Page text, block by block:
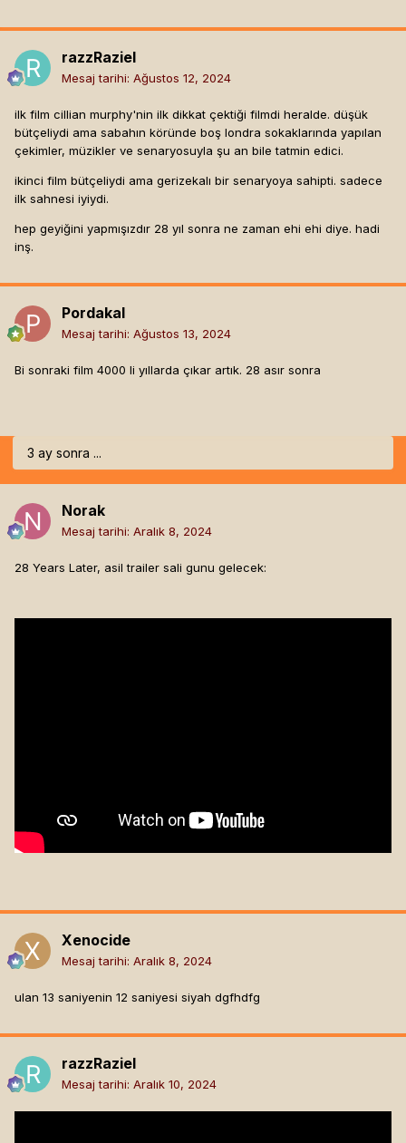
razzRaziel
Mesaj tarihi: Ağustos 12, 2024
ilk film cillian murphy'nin ilk dikkat çektiği filmdi heralde. düşük
bütçeliydi ama sabahın köründe boş londra sokaklarında yapılan
çekimler, müzikler ve senaryosuyla şu an bile tatmin edici.
ikinci film bütçeliydi ama gerizekalı bir senaryoya sahipti. sadece
ilk sahnesi iyiydi.
hep geyiğini yapmışızdır 28 yıl sonra ne zaman ehi ehi diye. hadi
inş.
Pordakal
Mesaj tarihi: Ağustos 13, 2024
Bi sonraki film 4000 li yıllarda çıkar artık. 28 asır sonra
3 ay sonra ...
Norak
Mesaj tarihi: Aralık 8, 2024
28 Years Later, asil trailer sali gunu gelecek:
Xenocide
Mesaj tarihi: Aralık 8, 2024
ulan 13 saniyenin 12 saniyesi siyah dgfhdfg
razzRaziel
Mesaj tarihi: Aralık 10, 2024